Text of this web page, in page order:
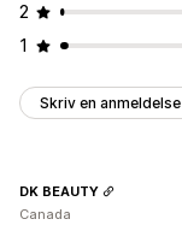
2
1
Skriv en anmeldelse
DK BEAUTY
Canada